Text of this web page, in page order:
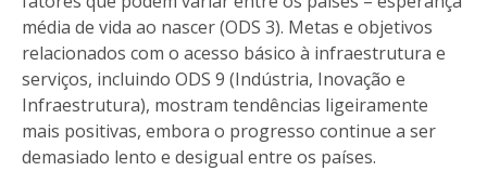
média de vida ao nascer (ODS 3). Metas e objetivos
relacionados com o acesso básico à infraestrutura e
serviços, incluindo ODS 9 (Indústria, Inovação e
Infraestrutura), mostram tendências ligeiramente
mais positivas, embora o progresso continue a ser
demasiado lento e desigual entre os países.